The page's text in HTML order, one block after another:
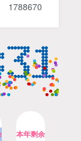
492人已阅读
420人已阅读
（抖音）|
频合集
配套练习册
788670
本年剩余